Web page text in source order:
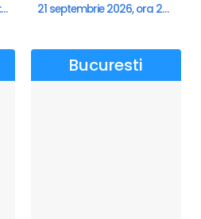
13 septembrie 2026, ora 19:00 21 septembrie 2026, ora 20:00
Bucuresti